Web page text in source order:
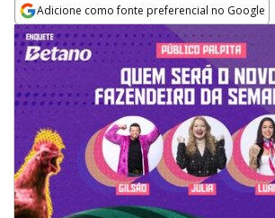
Adicione como fonte preferencial no Google
Opens in new window